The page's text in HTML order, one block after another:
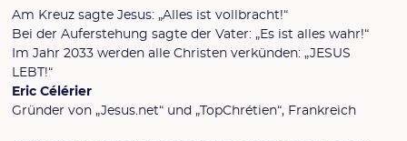
Am Kreuz sagte Jesus: „Alles ist vollbracht!“
Bei der Auferstehung sagte der Vater: „Es ist alles wahr!“
Im Jahr 2033 werden alle Christen verkünden: „JESUS
LEBT!“
Eric Célérier
Gründer von „Jesus.net“ und „TopChrétien“, Frankreich